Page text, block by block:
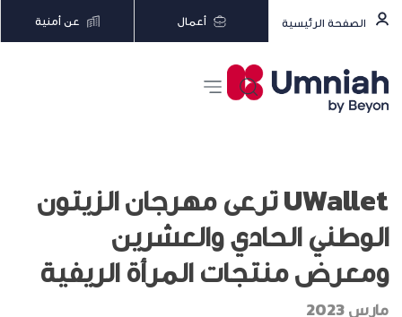
الصفحة الرئيسية أعمال عن أمنية
UWallet ترعى مهرجان الزيتون
الوطني الحادي والعشرين
ومعرض منتجات المرأة الريفية
مارس 2023